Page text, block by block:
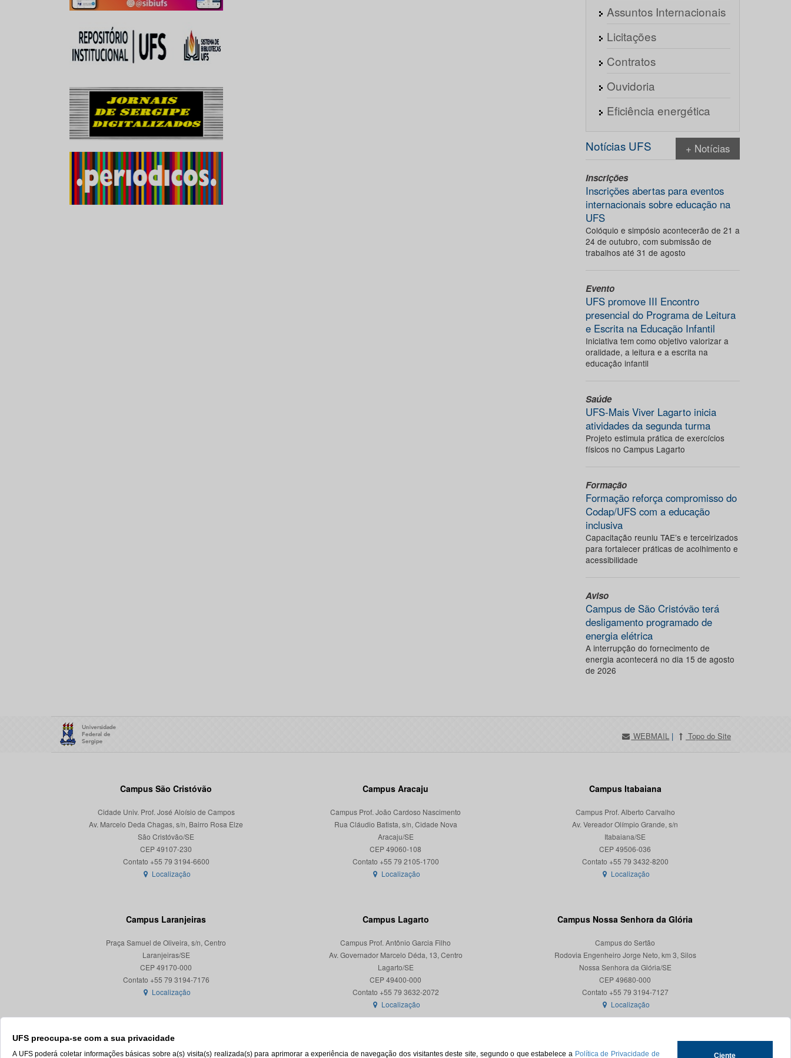
UFS preocupa-se com a sua privacidade
A UFS poderá coletar informações básicas sobre a(s) visita(s) realizada(s) para aprimorar a experiência de navegação dos visitantes deste site, segundo o que estabelece a Política de Privacidade de Ciente
Assuntos Internacionais
Licitações
Contratos
Ouvidoria
Eficiência energética
Notícias UFS + Notícias
Inscrições
Inscrições abertas para eventos
internacionais sobre educação na
UFS
Colóquio e simpósio acontecerão de 21 a
24 de outubro, com submissão de
trabalhos até 31 de agosto
Evento
UFS promove III Encontro
presencial do Programa de Leitura
e Escrita na Educação Infantil
Iniciativa tem como objetivo valorizar a
oralidade, a leitura e a escrita na
educação infantil
Saúde
UFS-Mais Viver Lagarto inicia
atividades da segunda turma
Projeto estimula prática de exercícios
físicos no Campus Lagarto
Formação
Formação reforça compromisso do
Codap/UFS com a educação
inclusiva
Capacitação reuniu TAE’s e terceirizados
para fortalecer práticas de acolhimento e
acessibilidade
Aviso
Campus de São Cristóvão terá
desligamento programado de
energia elétrica
A interrupção do fornecimento de
energia acontecerá no dia 15 de agosto
de 2026
WEBMAIL | Topo do Site
Campus São Cristóvão
Cidade Univ. Prof. José Aloísio de Campos
Av. Marcelo Deda Chagas, s/n, Bairro Rosa Elze
São Cristóvão/SE
CEP 49107-230
Localização
Campus Aracaju
Campus Prof. João Cardoso Nascimento
Rua Cláudio Batista, s/n, Cidade Nova
Aracaju/SE
CEP 49060-108
Localização
Campus Itabaiana
Campus Prof. Alberto Carvalho
Av. Vereador Olímpio Grande, s/n
Itabaiana/SE
CEP 49506-036
Localização
Campus Laranjeiras
Praça Samuel de Oliveira, s/n, Centro
Laranjeiras/SE
CEP 49170-000
Localização
Campus Lagarto
Campus Prof. Antônio Garcia Filho
Av. Governador Marcelo Déda, 13, Centro
Lagarto/SE
CEP 49400-000
Localização
Campus Nossa Senhora da Glória
Campus do Sertão
Rodovia Engenheiro Jorge Neto, km 3, Silos
Nossa Senhora da Glória/SE
CEP 49680-000
Contato +55 79 3194-7127
Localização